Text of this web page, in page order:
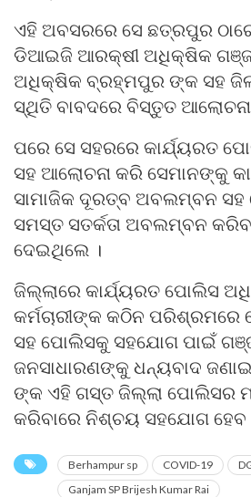
ଏହି ଅବସରରେ ସେ ଛତ୍ରପୁର
ଡିଆଇଜି ଆରକ୍ଷୀ ଅଧିକ୍ଷିକ
ଅଧିକ୍ଷିକ ବ୍ରହ୍ମପୁର ଙ୍କ ସହ
ସ୍ଥିତି ବାବଦରେ ବିସ୍ତୁତ
ପରେ ସେ ସହରରେ କାର୍ଯ୍ୟରତ
ସହ ଆଲୋଚନା କରି ସେମାନଙ୍କୁ
ସାମାଜିକ ଦୂରତ୍ବ ଅବଲମ୍ବନ ସହ
ସମସ୍ତ ସତର୍କତା ଅବଲମ୍ବନ
ଦେଇଥିଲେ ।
ଜିଲ୍ଲାରେ କାର୍ଯ୍ୟରତ ପୋଲିସ
କର୍ମଚାରୀଙ୍କ କଠିନ ପରିଶ୍ରମରେ
ସହ ପୋଲିସକୁ ସହଯୋଗ ପାଇଁ
ଜନସାଧାରଣଙ୍କୁ ଧନ୍ୟବାଦ
ଙ୍କ ଏହି ଗସ୍ତ ଜିଲ୍ଲା ପୋଲିସର
କରିବାରେ ନିଶ୍ଚୟ ସହଯୋଗ ହେବ
Berhampur sp COVID-19
Ganjam SP Brijesh Kumar Rai